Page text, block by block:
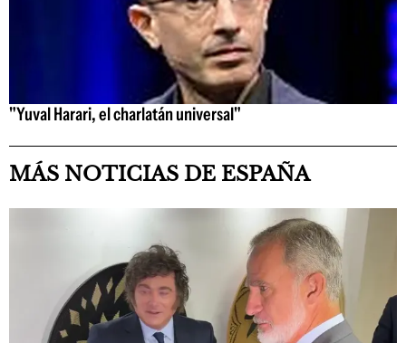
"Yuval Harari, el charlatán universal"
MÁS NOTICIAS DE ESPAÑA